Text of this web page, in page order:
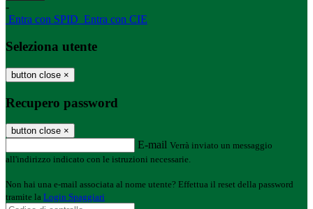
-
Entra con SPID Entra con CIE
Seleziona utente
button close ×
Recupero password
button close ×
E-mail Verrà inviato un messaggio
all'indirizzo indicato con le istruzioni necessarie.
Non hai una e-mail associata al nome utente? Effettua il reset della password
tramite la Login Spaggiari